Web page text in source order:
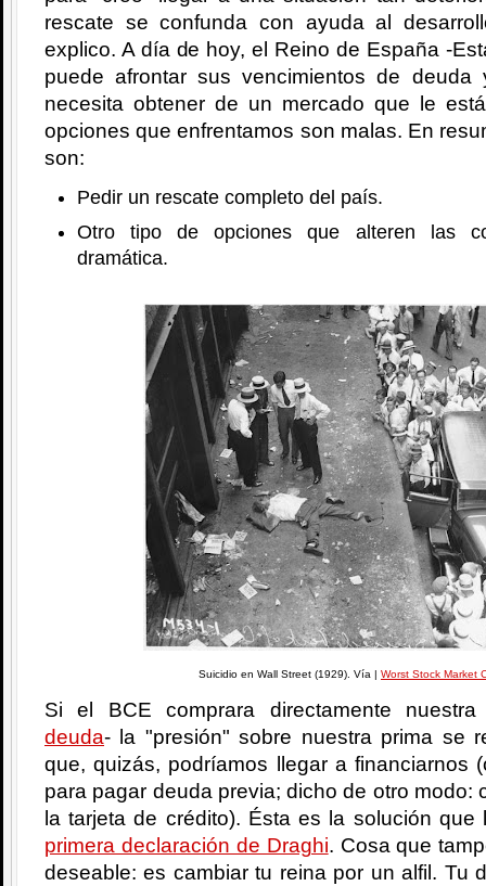
rescate se confunda con ayuda al
explico. A día de hoy, el Reino de España -
puede afrontar sus vencimientos de
necesita obtener de un mercado que le
opciones que enfrentamos son malas. En
son:
Pedir un rescate completo del país.
Otro tipo de opciones que alteren las
dramática.
Suicidio en Wall Street (1929). Vía | Worst Stock Market
Si el BCE comprara directamente
deuda- la "presión" sobre nuestra prima se
que, quizás, podríamos llegar a financiarnos
para pagar deuda previa; dicho de otro modo:
la tarjeta de crédito). Ésta es la solución
primera declaración de Draghi. Cosa que
deseable: es cambiar tu reina por un alfil. Tu